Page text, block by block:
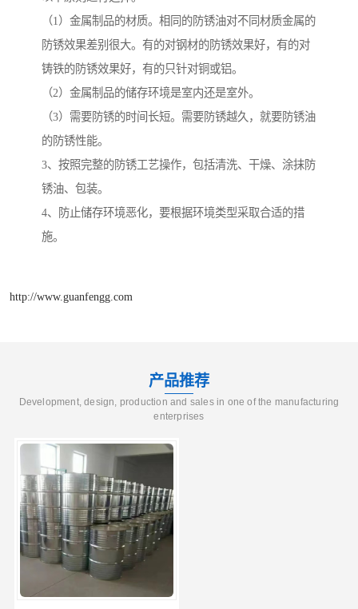
（1）金属制品的材质。相同的防锈油对不同材质金属的
防锈效果差别很大。有的对钢材的防锈效果好，有的对
铸铁的防锈效果好，有的只针对铜或铝。
（2）金属制品的储存环境是室内还是室外。
（3）需要防锈的时间长短。需要防锈越久，就要防锈油
的防锈性能。
3、按照完整的防锈工艺操作，包括清洗、干燥、涂抹防
锈油、包装。
4、防止储存环境恶化，要根据环境类型采取合适的措
施。
http://www.guanfengg.com
产品推荐
Development, design, production and sales in one of the manufacturing
enterprises